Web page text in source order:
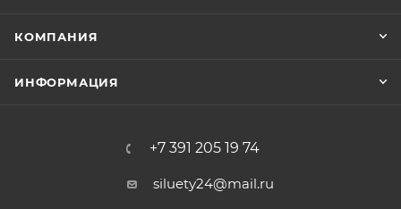
КОМПАНИЯ
ИНФОРМАЦИЯ
+7 391 205 19 74
siluety24@mail.ru